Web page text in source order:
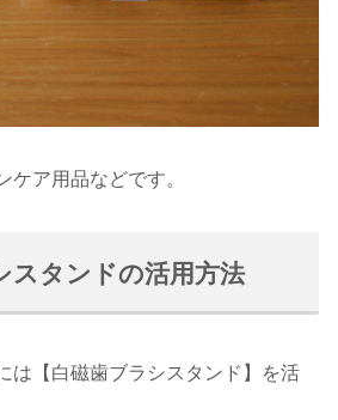
ケア用品などです。
スタンドの活用方法
は【白磁歯ブラシスタンド】を活